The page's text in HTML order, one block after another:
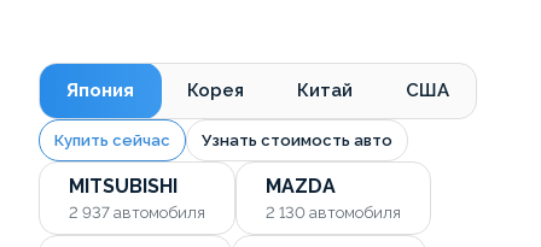
Япония Корея Китай США
Купить сейчас Узнать стоимость авто
MITSUBISHI
2 937 автомобиля
MAZDA
2 130 автомобиля